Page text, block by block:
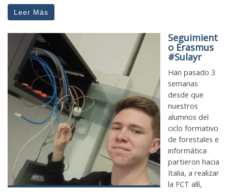
Leer Más
Seguimient
o Erasmus
#Sulayr
Han pasado 3
semanas
desde que
nuestros
alumnos del
ciclo formativo
de forestales e
informática
partieron hacia
Italia, a realizar
la FCT allí,